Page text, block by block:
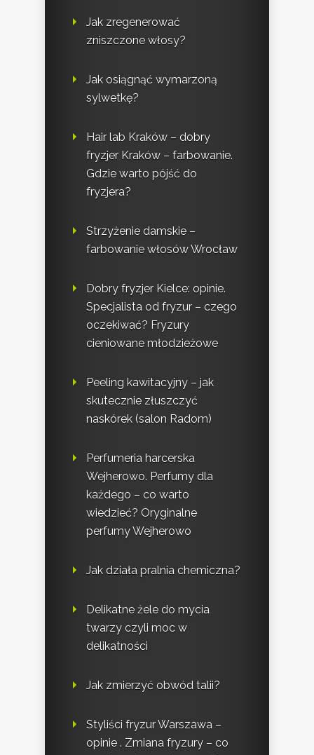
Jak zregenerować
zniszczone włosy?
Jak osiągnąć wymarzoną
sylwetkę?
Hair lab Kraków – dobry
fryzjer Kraków – farbowanie.
Gdzie warto pójść do
fryzjera?
Strzyżenie damskie –
farbowanie włosów Wrocław
Dobry fryzjer Kielce: opinie.
Specjalista od fryzur – czego
oczekiwać? Fryzury
cieniowane młodzieżowe
Peeling kawitacyjny – jak
skutecznie złuszczyć
naskórek (salon Radom)
Perfumeria harcerska
Wejherowo. Perfumy dla
każdego – co warto
wiedzieć? Oryginalne
perfumy Wejherowo
Jak działa pralnia chemiczna?
Delikatne żele do mycia
twarzy czyli moc w
delikatności
Jak zmierzyć obwód talii?
Styliści fryzur Warszawa –
opinie . Zmiana fryzury – co